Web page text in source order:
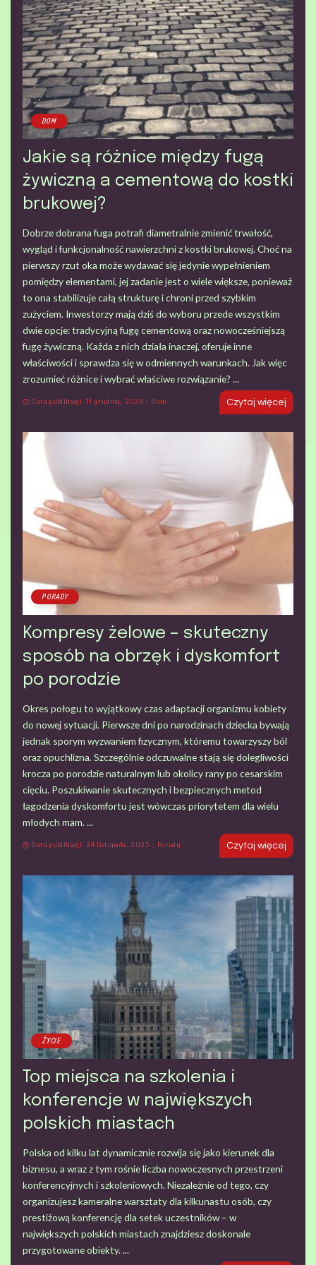
DOM
Jakie są różnice między fugą
żywiczną a cementową do kostki
brukowej?
Dobrze dobrana fuga potrafi diametralnie zmienić trwałość,
wygląd i funkcjonalność nawierzchni z kostki brukowej. Choć na
pierwszy rzut oka może wydawać się jedynie wypełnieniem
pomiędzy elementami, jej zadanie jest o wiele większe, ponieważ
to ona stabilizuje całą strukturę i chroni przed szybkim
zużyciem. Inwestorzy mają dziś do wyboru przede wszystkim
dwie opcje: tradycyjną fugę cementową oraz nowocześniejszą
fugę żywiczną. Każda z nich działa inaczej, oferuje inne
właściwości i sprawdza się w odmiennych warunkach. Jak więc
zrozumieć różnice i wybrać właściwe rozwiązanie? ...
Data publikacji: 11 grudnia, 2025
Dom Czytaj więcej
PORADY
Kompresy żelowe – skuteczny
sposób na obrzęk i dyskomfort
po porodzie
Okres połogu to wyjątkowy czas adaptacji organizmu kobiety
do nowej sytuacji. Pierwsze dni po narodzinach dziecka bywają
jednak sporym wyzwaniem fizycznym, któremu towarzyszy ból
oraz opuchlizna. Szczególnie odczuwalne stają się dolegliwości
krocza po porodzie naturalnym lub okolicy rany po cesarskim
cięciu. Poszukiwanie skutecznych i bezpiecznych metod
łagodzenia dyskomfortu jest wówczas priorytetem dla wielu
młodych mam. ...
Data publikacji: 24 listopada, 2025
Porady Czytaj więcej
ŻYCIE
Top miejsca na szkolenia i
konferencje w największych
polskich miastach
Polska od kilku lat dynamicznie rozwija się jako kierunek dla
biznesu, a wraz z tym rośnie liczba nowoczesnych przestrzeni
konferencyjnych i szkoleniowych. Niezależnie od tego, czy
organizujesz kameralne warsztaty dla kilkunastu osób, czy
prestiżową konferencję dla setek uczestników – w
największych polskich miastach znajdziesz doskonale
przygotowane obiekty. ...